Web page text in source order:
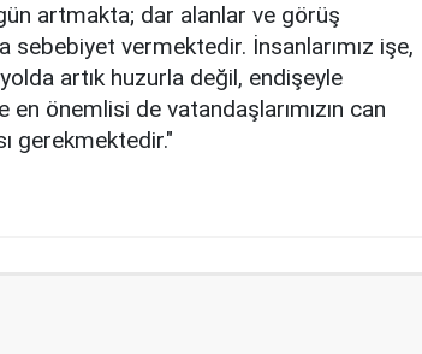
artmakta; dar alanlar ve görüş
sebebiyet vermektedir. İnsanlarımız işe,
artık huzurla değil, endişeyle
önemlisi de vatandaşlarımızın can
gerekmektedir."